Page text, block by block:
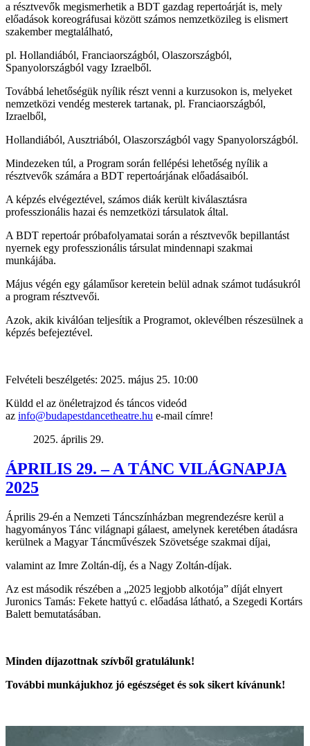
a résztvevők megismerhetik a BDT gazdag repertoárját is, mely
előadások koreográfusai között számos nemzetközileg is elismert
szakember megtalálható,
pl. Hollandiából, Franciaországból, Olaszországból,
Spanyolországból vagy Izraelből.
Továbbá lehetőségük nyílik részt venni a kurzusokon is, melyeket
nemzetközi vendég mesterek tartanak, pl. Franciaországból,
Izraelből,
Hollandiából, Ausztriából, Olaszországból vagy Spanyolországból.
Mindezeken túl, a Program során fellépési lehetőség nyílik a
résztvevők számára a BDT repertoárjának előadásaiból.
A képzés elvégeztével, számos diák került kiválasztásra
professzionális hazai és nemzetközi társulatok által.
A BDT repertoár próbafolyamatai során a résztvevők bepillantást
nyernek egy professzionális társulat mindennapi szakmai
munkájába.
Május végén egy gálaműsor keretein belül adnak számot tudásukról
a program résztvevői.
Azok, akik kiválóan teljesítik a Programot, oklevélben részesülnek a
képzés befejeztével.
Felvételi beszélgetés: 2025. május 25. 10:00
Küldd el az önéletrajzod és táncos videód
az info@budapestdancetheatre.hu e-mail címre!
2025. április 29.
ÁPRILIS 29. – A TÁNC VILÁGNAPJA
2025
Április 29-én a Nemzeti Táncszínházban megrendezésre kerül a
hagyományos Tánc világnapi gálaest, amelynek keretében átadásra
kerülnek a Magyar Táncművészek Szövetsége szakmai díjai,
valamint az Imre Zoltán-díj, és a Nagy Zoltán-díjak.
Az est második részében a „2025 legjobb alkotója” díját elnyert
Juronics Tamás: Fekete hattyú c. előadása látható, a Szegedi Kortárs
Balett bemutatásában.
Minden díjazottnak szívből gratulálunk!
További munkájukhoz jó egészséget és sok sikert kívánunk!